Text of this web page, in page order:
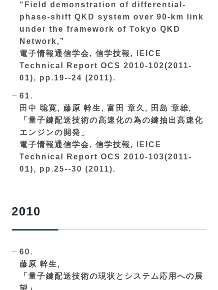
“Field demonstration of differential-
phase-shift QKD system over 90-km link
under the framework of Tokyo QKD
Network,”
電子情報通信学会, 信学技報, IEICE
Technical Report OCS 2010-102(2011-
01), pp.19--24 (2011).
61.
田中 聡寛, 藤原 幹生, 富田 章久, 田島 章雄,
「量子鍵配送技術の高速化の為の鍵抽出高速化
エンジンの開発」
電子情報通信学会, 信学技報, IEICE
Technical Report OCS 2010-103(2011-
01), pp.25--30 (2011).
2010
60.
藤原 幹生,
「量子鍵配送技術の現状とシステム応用への展
望」